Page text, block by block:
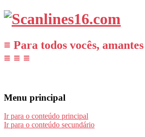
≡ Para todos vocês,
≡ ≡ ≡
Menu principal
Ir para o conteúdo principal
Ir para o conteúdo secundário